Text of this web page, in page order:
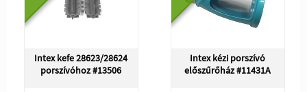
Intex kefe 28623/28624
porszívóhoz #13506
Intex kézi porszívó
előszűrőház #11431A